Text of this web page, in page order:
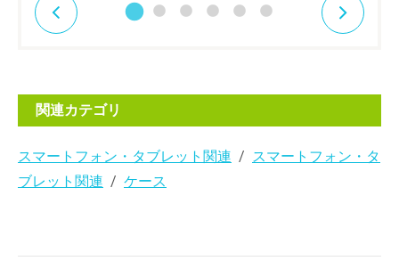
関連カテゴリ
スマートフォン・タブレット関連
スマートフォン・タ
ブレット関連
ケース